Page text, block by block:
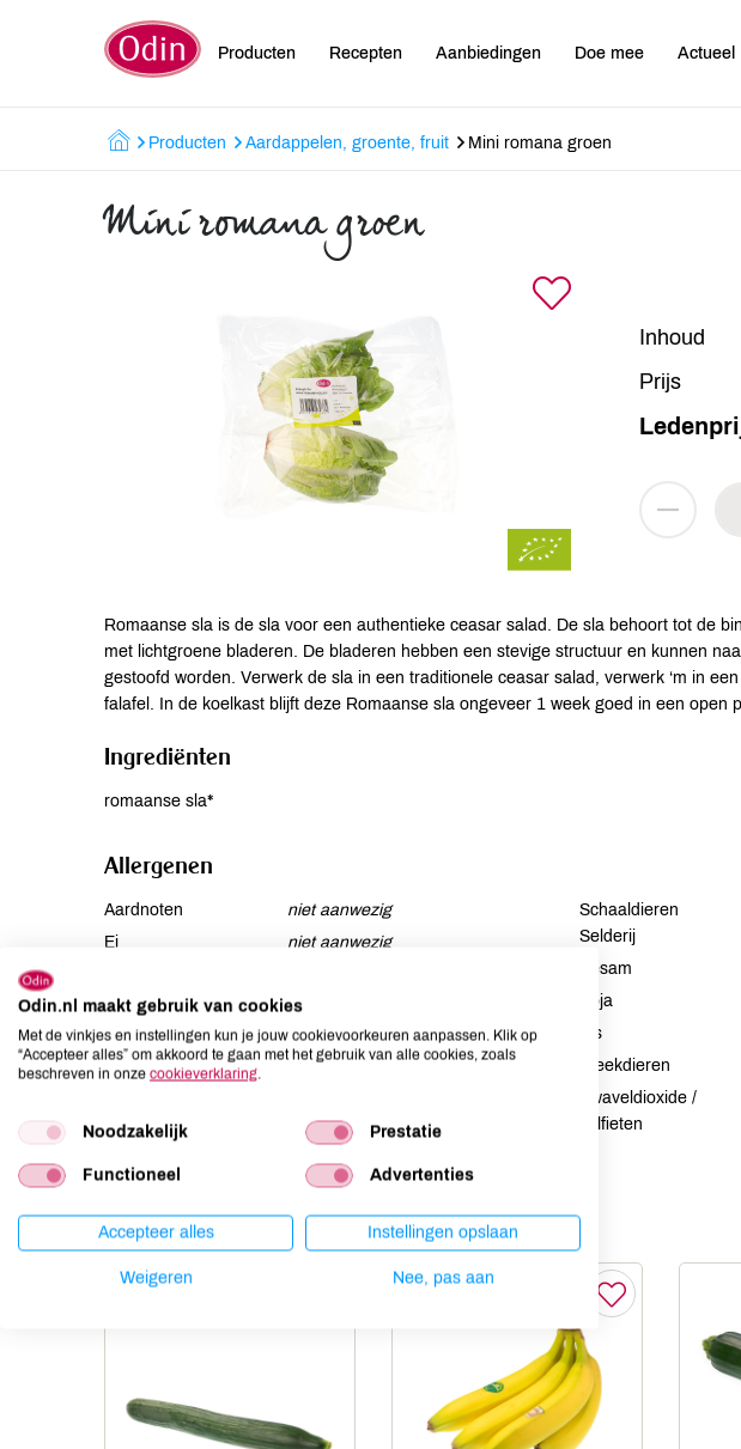
Producten Recepten Aanbiedingen Doe mee Actueel
Producten Aardappelen, groente, fruit Mini romana groen
Mini romana groen
Inhoud
Prijs
Romaanse sla is de sla voor een authentieke ceasar salad. De sla behoort tot de
met lichtgroene bladeren. De bladeren hebben een stevige structuur en kunnen
gestoofd worden. Verwerk de sla in een traditionele ceasar salad, verwerk ‘m in
falafel. In de koelkast blijft deze Romaanse sla ongeveer 1 week goed in een open
Ingrediënten
romaanse sla*
Allergenen
Aardnoten
niet aanwezig
Ei
niet aanwezig
Lactose
niet aanwezig
Lupine
niet aanwezig
Mosterd
Schaaldieren
Selderij
Sesam
Soja
Vis
Weekdieren
Zwaveldioxide /
sulfieten
Anderen kochten ook
Odin.nl maakt gebruik van cookies
Met de vinkjes en instellingen kun je jouw cookievoorkeuren aanpassen. Klik op
“Accepteer alles” om akkoord te gaan met het gebruik van alle cookies, zoals
beschreven in onze cookieverklaring.
Noodzakelijk Prestatie
Functioneel Advertenties
Accepteer alles Instellingen opslaan
Weigeren Nee, pas aan